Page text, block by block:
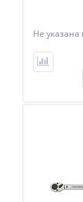
Не указана